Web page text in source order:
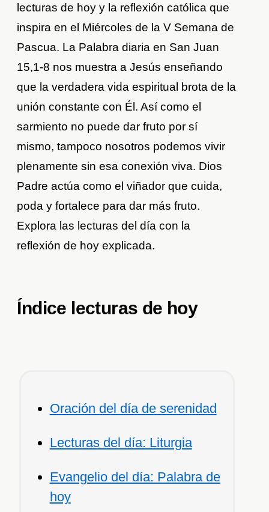
lecturas de hoy y la reflexión católica que
inspira en el Miércoles de la V Semana de
Pascua. La Palabra diaria en San Juan
15,1-8 nos muestra a Jesús enseñando
que la verdadera vida espiritual brota de la
unión constante con Él. Así como el
sarmiento no puede dar fruto por sí
mismo, tampoco nosotros podemos vivir
plenamente sin esa conexión viva. Dios
Padre actúa como el viñador que cuida,
poda y fortalece para dar más fruto.
Explora las lecturas del día con la
reflexión de hoy explicada.
Índice lecturas de hoy
Oración del día de serenidad
Lecturas del día: Liturgia
Evangelio del día: Palabra de
hoy